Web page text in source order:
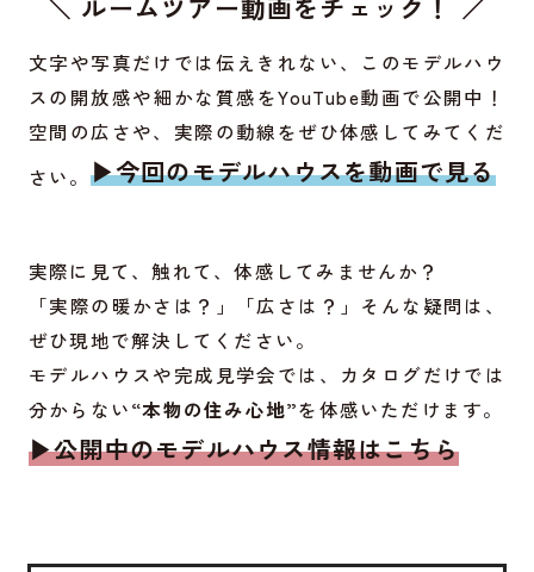
＼ ルームツアー動画をチェック！ ／
文字や写真だけでは伝えきれない、このモデルハウ
スの開放感や細かな質感をYouTube動画で公開中！
空間の広さや、実際の動線をぜひ体感してみてくだ
さい。 ▶︎今回のモデルハウスを動画で見る
実際に見て、触れて、体感してみませんか？
「実際の暖かさは？」「広さは？」そんな疑問は、
ぜひ現地で解決してください。
モデルハウスや完成見学会では、カタログだけでは
分からない“本物の住み心地”を体感いただけます。
▶公開中のモデルハウス情報はこちら